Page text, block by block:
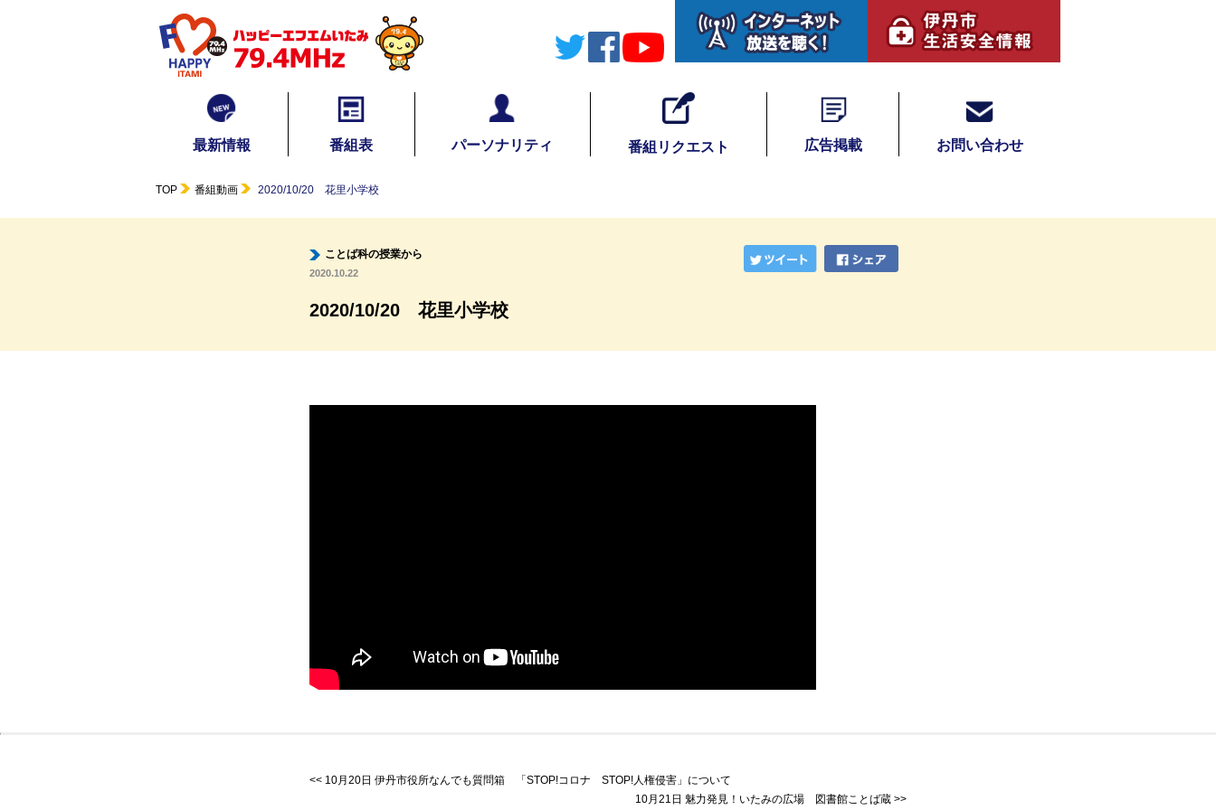
最新情報 番組表 パーソナリティ 番組リクエスト 広告掲載 お問い合わせ
TOP 番組動画 2020/10/20 花里小学校
ことば科の授業から
2020.10.22
2020/10/20 花里小学校
10月20日 伊丹市役所なんでも質問箱 「STOP!コロナ STOP!人権侵害」について
10月21日 魅力発見！いたみの広場 図書館ことば蔵